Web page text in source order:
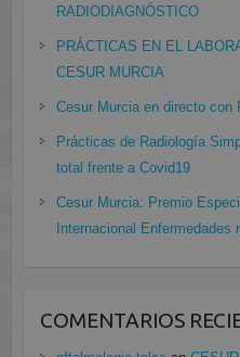
RADIODIAGNÓSTICO
PRÁCTICAS EN EL
CESUR MURCIA
Cesur Murcia en directo con
Prácticas de Radiología
total frente a Covid19
Cesur Murcia: Premio
Internacional Enfermedades
COMENTARIOS